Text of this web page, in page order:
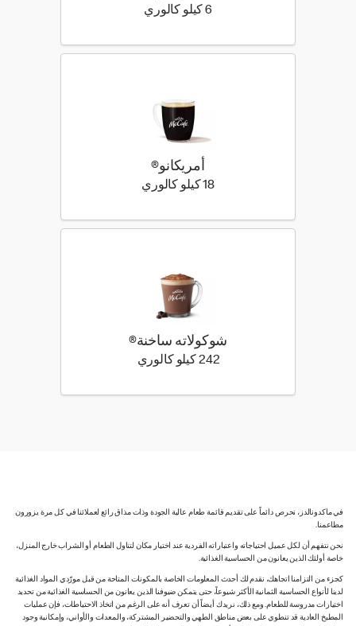
6 كيلو كالوري
أمريكانو®
18 كيلو كالوري 18 كيلو سعرة حرارية
شوكولاته ساخنة®
242 كيلو كالوري
في ماكدونالدز، نحرص دائماً على تقديم قائمة طعام عالية الجودة وذات مذاق رائع لعملائنا في كل مرة يزورون
مطاعمنا.
نحن نتفهم أن لكل عميل احتياجاته واعتباراته الفردية عند اختيار مكان لتناول الطعام أو الشراب خارج المنزل،
خاصة أولئك الذين يعانون من الحساسية الغذائية.
كجزء من التزامنا اتجاهك، نقدم لك أحدث المعلومات الخاصة بالمكونات المتاحة من قبل مورّدي المواد الغذائية
لدينا لأنواع الحساسية الثمانية الأكثر شيوعاً، حتى يتمكن ضيوفنا الذين يعانون من الحساسية الغذائية من تحديد
اختيارات مدروسة للطعام. ومع ذلك، نريدك أيضاً أن تعرف أنه على الرغم من اتخاذ الاحتياطات، فإن عمليات
المطبخ العادية قد تنطوي على بعض مناطق الطهي والتحضير المشتركة، والمعدات والأواني، وإمكانية وجود